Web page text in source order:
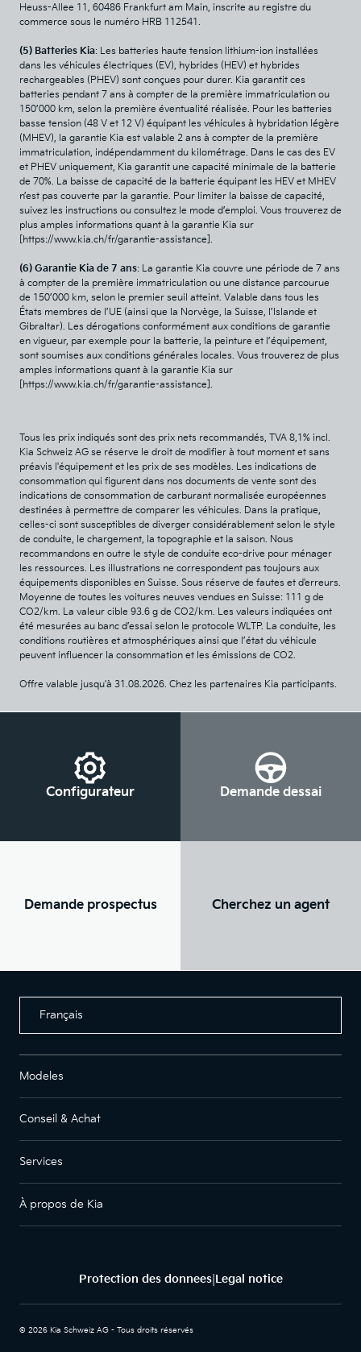
Heuss-Allee 11, 60486 Frankfurt am Main, inscrite au registre du
commerce sous le numéro HRB 112541.
(5) Batteries Kia: Les batteries haute tension lithium-ion installées
dans les véhicules électriques (EV), hybrides (HEV) et hybrides
rechargeables (PHEV) sont conçues pour durer. Kia garantit ces
batteries pendant 7 ans à compter de la première immatriculation ou
150’000 km, selon la première éventualité réalisée. Pour les batteries
basse tension (48 V et 12 V) équipant les véhicules à hybridation légère
(MHEV), la garantie Kia est valable 2 ans à compter de la première
immatriculation, indépendamment du kilométrage. Dans le cas des EV
et PHEV uniquement, Kia garantit une capacité minimale de la batterie
de 70%. La baisse de capacité de la batterie équipant les HEV et MHEV
n’est pas couverte par la garantie. Pour limiter la baisse de capacité,
suivez les instructions ou consultez le mode d’emploi. Vous trouverez de
plus amples informations quant à la garantie Kia sur
https://www.kia.ch/fr/garantie-assistance ].
(6) Garantie Kia de 7 ans: La garantie Kia couvre une période de 7 ans
à compter de la première immatriculation ou une distance parcourue
de 150’000 km, selon le premier seuil atteint. Valable dans tous les
États membres de l’UE (ainsi que la Norvège, la Suisse, l’Islande et
Gibraltar). Les dérogations conformément aux conditions de garantie
en vigueur, par exemple pour la batterie, la peinture et l’équipement,
sont soumises aux conditions générales locales. Vous trouverez de plus
amples informations quant à la garantie Kia sur
https://www.kia.ch/fr/garantie-assistance ].
Tous les prix indiqués sont des prix nets recommandés, TVA 8,1% incl.
Kia Schweiz AG se réserve le droit de modifier à tout moment et sans
préavis l'équipement et les prix de ses modèles. Les indications de
consommation qui figurent dans nos documents de vente sont des
indications de consommation de carburant normalisée européennes
destinées à permettre de comparer les véhicules. Dans la pratique,
celles-ci sont susceptibles de diverger considérablement selon le style
de conduite, le chargement, la topographie et la saison. Nous
recommandons en outre le style de conduite eco-drive pour ménager
les ressources. Les illustrations ne correspondent pas toujours aux
équipements disponibles en Suisse. Sous réserve de fautes et d'erreurs.
Moyenne de toutes les voitures neuves vendues en Suisse: 111 g de
CO2/km. La valeur cible 93.6 g de CO2/km. Les valeurs indiquées ont
été mesurées au banc d’essai selon le protocole WLTP. La conduite, les
conditions routières et atmosphériques ainsi que l’état du véhicule
peuvent influencer la consommation et les émissions de CO2.
Offre valable jusqu'à 31.08.2026. Chez les partenaires Kia participants.
Configurateur Demande dessai
Demande prospectus Cherchez un agent
Français
Modeles
Conseil & Achat
Services
À propos de Kia
Protection des donnees| Legal notice
© 2026 Kia Schweiz AG - Tous droits réservés